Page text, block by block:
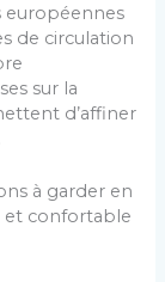
européennes
de circulation
sur la
d’affiner
à garder en
et confortable